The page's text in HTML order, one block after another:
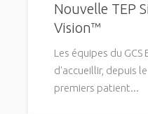
Nouvelle TEP
Vision™
Les équipes du GCS
d'accueillir, depuis
premiers patient...